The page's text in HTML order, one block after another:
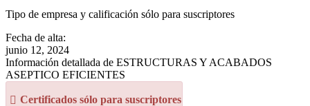
Tipo de empresa y calificación sólo para suscriptores
Fecha de alta:
junio 12, 2024
Información detallada de ESTRUCTURAS Y ACABADOS
ASEPTICO EFICIENTES
Certificados sólo para suscriptores